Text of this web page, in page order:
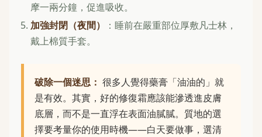
摩一兩分鐘，促進吸收。
加強封閉（夜間）
：睡前在嚴重部位厚敷凡士林，
戴上棉質手套。
破除一個迷思： 很多人覺得藥膏「油油的」就
是有效。其實，好的修復霜應該能滲透進皮膚
底層，而不是一直浮在表面油膩膩。質地的選
擇要考量你的使用時機——白天要做事，選清